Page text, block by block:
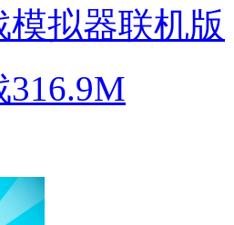
拟器联机版
316.9M